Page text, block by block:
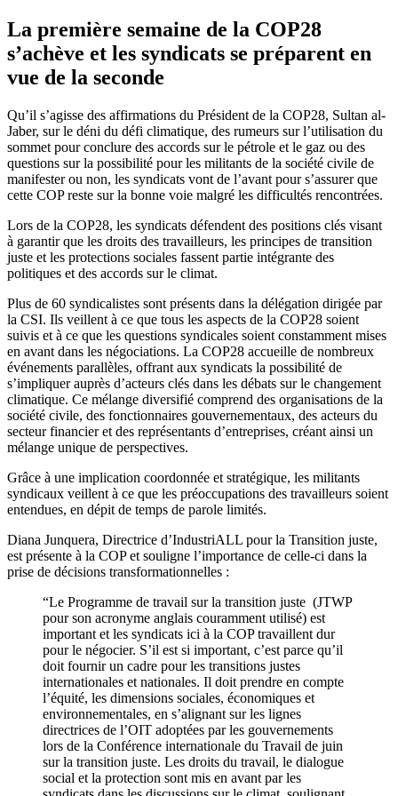
La première semaine de la COP28
s’achève et les syndicats se préparent en
vue de la seconde
Qu’il s’agisse des affirmations du Président de la COP28, Sultan al-
Jaber, sur le déni du défi climatique, des rumeurs sur l’utilisation du
sommet pour conclure des accords sur le pétrole et le gaz ou des
questions sur la possibilité pour les militants de la société civile de
manifester ou non, les syndicats vont de l’avant pour s’assurer que
cette COP reste sur la bonne voie malgré les difficultés rencontrées.
Lors de la COP28, les syndicats défendent des positions clés visant
à garantir que les droits des travailleurs, les principes de transition
juste et les protections sociales fassent partie intégrante des
politiques et des accords sur le climat.
Plus de 60 syndicalistes sont présents dans la délégation dirigée par
la CSI. Ils veillent à ce que tous les aspects de la COP28 soient
suivis et à ce que les questions syndicales soient constamment mises
en avant dans les négociations. La COP28 accueille de nombreux
événements parallèles, offrant aux syndicats la possibilité de
s’impliquer auprès d’acteurs clés dans les débats sur le changement
climatique. Ce mélange diversifié comprend des organisations de la
société civile, des fonctionnaires gouvernementaux, des acteurs du
secteur financier et des représentants d’entreprises, créant ainsi un
mélange unique de perspectives.
Grâce à une implication coordonnée et stratégique, les militants
syndicaux veillent à ce que les préoccupations des travailleurs soient
entendues, en dépit de temps de parole limités.
Diana Junquera, Directrice d’IndustriALL pour la Transition juste,
est présente à la COP et souligne l’importance de celle-ci dans la
prise de décisions transformationnelles :
“Le Programme de travail sur la transition juste (JTWP
pour son acronyme anglais couramment utilisé) est
important et les syndicats ici à la COP travaillent dur
pour le négocier. S’il est si important, c’est parce qu’il
doit fournir un cadre pour les transitions justes
internationales et nationales. Il doit prendre en compte
l’équité, les dimensions sociales, économiques et
environnementales, en s’alignant sur les lignes
directrices de l’OIT adoptées par les gouvernements
lors de la Conférence internationale du Travail de juin
sur la transition juste. Les droits du travail, le dialogue
social et la protection sont mis en avant par les